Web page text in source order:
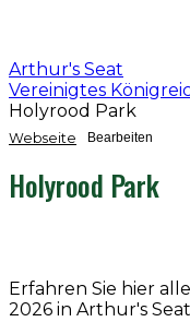
Arthur's Seat
Vereinigtes
Holyrood Park
Webseite Bearbeiten
Holyrood Park
Erfahren Sie hier
2026 in Arthur's